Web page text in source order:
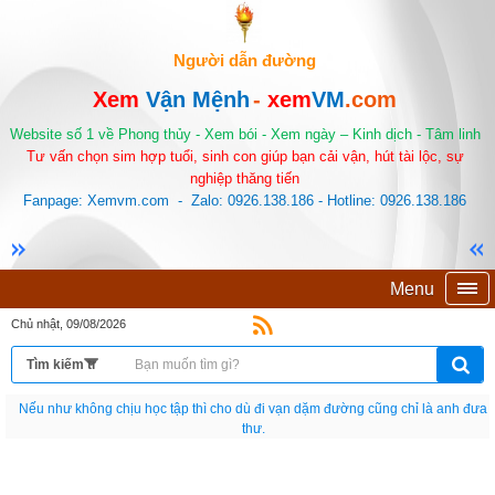
Người dẫn đường
Xem Vận Mệnh- xemVM.com
Website số 1 về Phong thủy - Xem bói - Xem ngày – Kinh dịch - Tâm linh
Tư vấn chọn sim hợp tuổi, sinh con giúp bạn cải vận, hút tài lộc, sự
nghiệp thăng tiến
Fanpage: Xemvm.com - Zalo: 0926.138.186 - Hotline: 0926.138.186
Menu
Chủ nhật, 09/08/2026
Nếu như không chịu học tập thì cho dù đi vạn dặm đường cũng chỉ là anh đưa
thư.